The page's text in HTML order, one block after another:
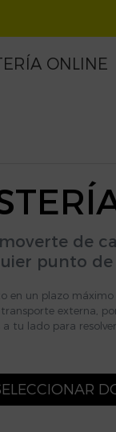
ONLINE
Tarjetas
de
punto de
en un plazo
externa,
tu lado para